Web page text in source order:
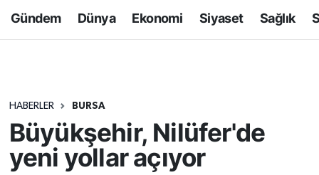
Gündem Dünya Ekonomi Siyaset Sağlık
HABERLER BURSA
Büyükşehir, Nilüfer'de
yeni yollar açıyor
Dünya
Ekonomi
Gündem
Tüm Manşetler
Haber Arşivi